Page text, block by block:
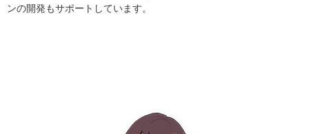
ンの開発もサポートしています。